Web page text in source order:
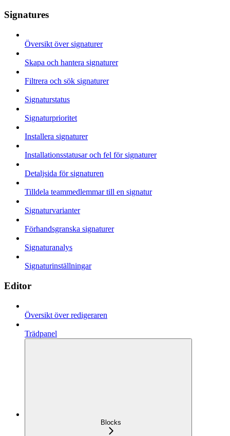
Signatures
Översikt över signaturer
Skapa och hantera signaturer
Filtrera och sök signaturer
Signaturstatus
Signaturprioritet
Installera signaturer
Installationsstatusar och fel för signaturer
Detaljsida för signaturen
Tilldela teammedlemmar till en signatur
Signaturvarianter
Förhandsgranska signaturer
Signaturanalys
Signaturinställningar
Editor
Översikt över redigeraren
Trädpanel
Blocks